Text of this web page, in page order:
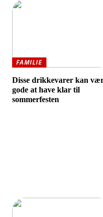
FAMILIE
Disse drikkevarer kan
gode at have klar til
sommerfesten